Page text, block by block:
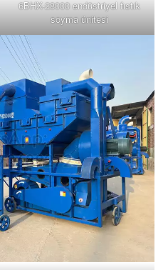
6BHX-28000 endüstriyel fıstık
soyma ünitesi